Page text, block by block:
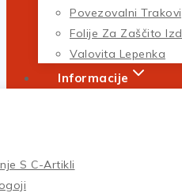
Povezovalni
Folije Za Zaščito
Valovita Lepenka
Informacije
S C-Artikli